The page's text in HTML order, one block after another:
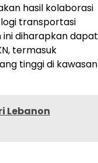
hasil kolaborasi
transportasi
ini diharapkan dapat
termasuk
tinggi di kawasan
Lebanon